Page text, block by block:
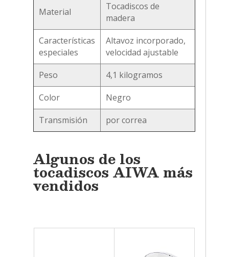
Material
Tocadiscos de
madera
Características
especiales
Altavoz incorporado,
velocidad ajustable
Peso
4,1 kilogramos
Color
Negro
Transmisión
por correa
Algunos de los
tocadiscos AIWA más
vendidos